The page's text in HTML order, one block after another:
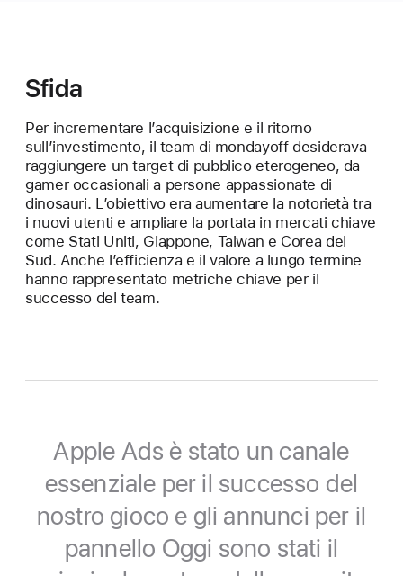
Sfida
Per incrementare l’acquisizione e il ritorno
sull’investimento, il team di mondayoff desiderava
raggiungere un target di pubblico eterogeneo, da
gamer occasionali a persone appassionate di
dinosauri. L’obiettivo era aumentare la notorietà tra
i nuovi utenti e ampliare la portata in mercati chiave
come Stati Uniti, Giappone, Taiwan e Corea del
Sud. Anche l’efficienza e il valore a lungo termine
hanno rappresentato metriche chiave per il
successo del team.
Apple Ads è stato un canale
essenziale per il successo del
nostro gioco e gli annunci per il
pannello Oggi sono stati il